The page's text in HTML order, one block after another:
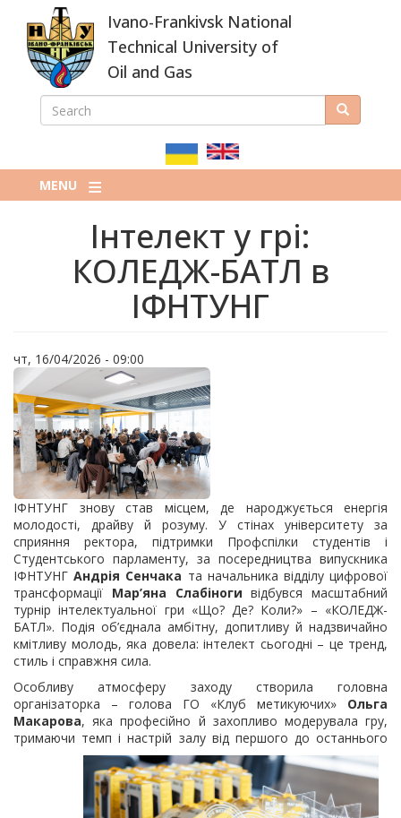
main
content
Ivano-Frankivsk National
Technical University of
Oil and Gas
ПОШУКОВА
SEARCH Search
MENU
Інтелект у грі:
КОЛЕДЖ-БАТЛ в
ІФНТУНГ
чт, 16/04/2026 - 09:00
ІФНТУНГ знову став місцем, де народжується енергія
молодості, драйву й розуму. У стінах університету за
сприяння ректора, підтримки Профспілки студентів і
Студентського парламенту, за посередництва випускника
ІФНТУНГАндрія Сенчака та начальника відділу цифрової
трансформації Мар’яна Слабіноги відбувся масштабний
турнір інтелектуальної гри «Що? Де? Коли?» – «КОЛЕДЖ-
БАТЛ». Подія об’єднала амбітну, допитливу й надзвичайно
кмітливу молодь, яка довела: інтелект сьогодні – це тренд,
стиль і справжня сила.
Особливу атмосферу заходу створила головна
організаторка – голова ГО «Клуб метикуючих» Ольга
Макарова, яка професійно й захопливо модерувала гру,
тримаючи темп і настрій залу від першого до останнього